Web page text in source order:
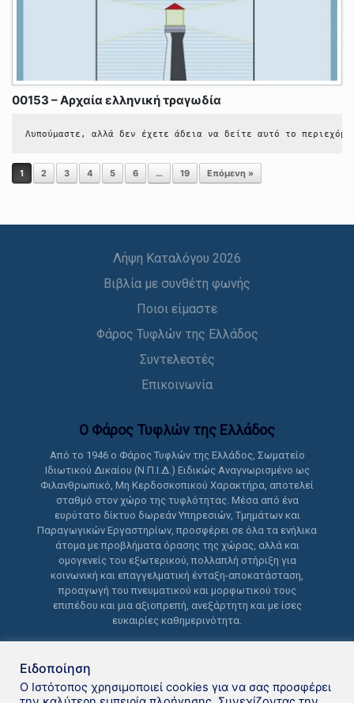
00153 – Αρχαία ελληνική τραγωδία
Λυπούμαστε, αλλά δεν έχετε άδεια να δείτε αυτό το
Post navigation
1 2 3 4 5 6 … 19 Επόμενη »
Λήψη Καταλόγου 2026
Βιβλία με συνθέτη φωνής
Ποιοι είμαστε
Φάρος Τυφλών της Ελλάδος
Συντελεστές
Επικοινωνία
Ο Φάρος Τυφλών της Ελλάδoς
Από το 1946 ο Φάρος Τυφλών της Ελλάδος, Σωματείο
Ιδιωτικού Δικαίου (Ν.Π.Ι.Δ.) Ειδικώς Αναγνωρισμένο ως
Φιλανθρωπικό, Μη Κερδοσκοπικού Χαρακτήρα, αποτελεί
σταθμό στον χώρο της τυφλότητας. Μέσα από ένα
ευρύτατο δίκτυο δωρεάν Υπηρεσιών, Τμημάτων και
Παραγωγικών Εργαστηρίων, προσφέρει σε όλα τα ενήλικα
άτομα με προβλήματα όρασης της χώρας, αλλά και
ομογενείς του εξωτερικού, πολλαπλή στήριξη για
κοινωνική και επαγγελματική ένταξη-αποκατάσταση,
προαγωγή του πνευματικού και μορφωτικού τους
επιπέδου και μια αξιοπρεπή, ανεξάρτητη και με ίσες
ευκαιρίες καθημερινότητα.
Ειδοποίηση
Ο Ιστότοπος χρησιμοποιεί cookies για να σας προσφέρει